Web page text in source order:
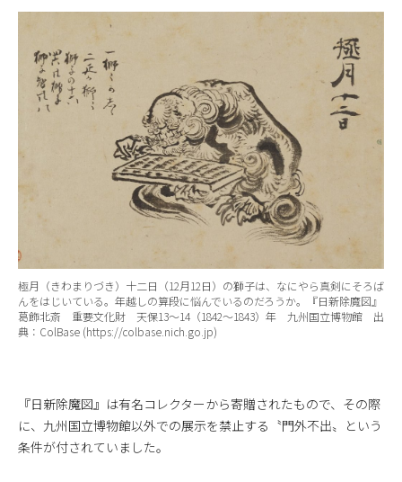
極月（きわまりづき）十二日（12月12日）の獅子は、なにやら真剣にそろば
んをはじいている。年越しの算段に悩んでいるのだろうか。『日新除魔図』
葛飾北斎 重要文化財 天保13～14（1842～1843）年 九州国立博物館 出
典：ColBase (https://colbase.nich.go.jp)
『日新除魔図』は有名コレクターから寄贈されたもので、その際
に、九州国立博物館以外での展示を禁止する〝門外不出〟という
条件が付されていました。